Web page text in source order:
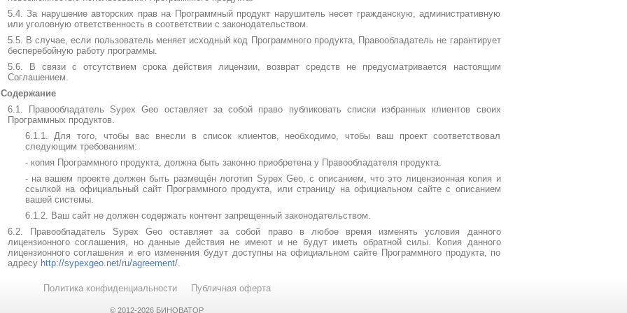
5.4. За нарушение авторских прав на Программный продукт нарушитель несет гражданскую, административную
или уголовную ответственность в соответствии с законодательством.
5.5. В случае, если пользователь меняет исходный код Программного продукта, Правообладатель не гарантирует
бесперебойную работу программы.
5.6. В связи с отсутствием срока действия лицензии, возврат средств не предусматривается настоящим
Соглашением.
6.1. Правообладатель Sypex Geo оставляет за собой право публиковать списки избранных клиентов своих
Программных продуктов.
6.1.1. Для того, чтобы вас внесли в список клиентов, необходимо, чтобы ваш проект соответствовал
следующим требованиям:
- копия Программного продукта, должна быть законно приобретена у Правообладателя продукта.
- на вашем проекте должен быть размещён логотип Sypex Geo, с описанием, что это лицензионная копия и
ссылкой на официальный сайт Программного продукта, или страницу на официальном сайте с описанием
вашей системы.
6.1.2. Ваш сайт не должен содержать контент запрещенный законодательством.
6.2. Правообладатель Sypex Geo оставляет за собой право в любое время изменять условия данного
лицензионного соглашения, но данные действия не имеют и не будут иметь обратной силы. Копия данного
лицензионного соглашения и его изменения будут доступны на официальном сайте Программного продукта, по
адресу http://sypexgeo.net/ru/agreement/.
Политика конфиденциальности Публичная оферта
© 2012-2026 БИНОВАТОР